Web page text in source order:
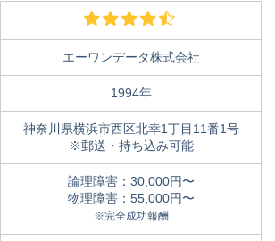
エーワンデータ株式会社
1994年
神奈川県横浜市西区北幸1丁目11番1号
※郵送・持ち込み可能
論理障害：30,000円〜
物理障害：55,000円〜
※完全成功報酬